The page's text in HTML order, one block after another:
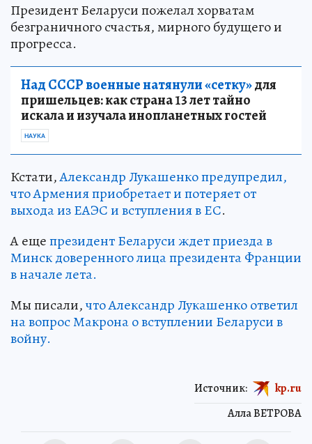
Президент Беларуси пожелал хорватам
безграничного счастья, мирного будущего и
прогресса.
Над СССР военные натянули «сетку»для
пришельцев: как страна 13 лет тайно
искала и изучала инопланетных гостей
НАУКА
Кстати,Александр Лукашенко предупредил,
что Армения приобретает и потеряет от
выхода из ЕАЭС и вступления в ЕС.
А ещепрезидент Беларуси ждет приезда в
Минск доверенного лица президента Франции
в начале лета.
Мы писали,что Александр Лукашенко ответил
на вопрос Макрона о вступлении Беларуси в
войну.
Алла ВЕТРОВА
Источник: kp.ru